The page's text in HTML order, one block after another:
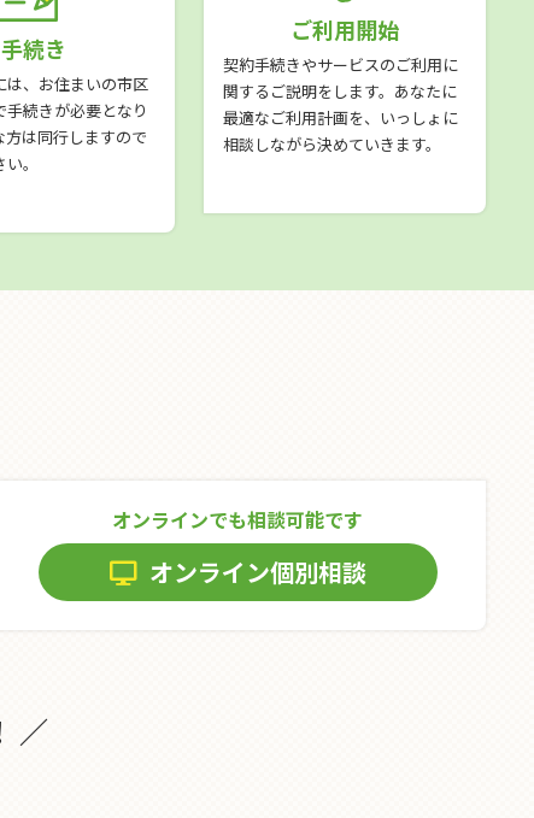
手続き
は、お住まいの市区
手続きが必要となり
方は同行しますので
。
ご利用開始
契約手続きやサービスのご利用に
関するご説明をします。あなたに
最適なご利用計画を、いっしょに
相談しながら決めていきます。
オンラインでも相談可能です
オンライン個別相談
／